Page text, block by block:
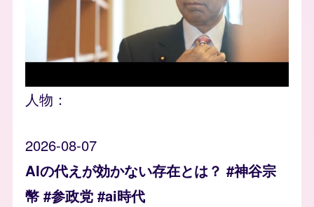
人物：
2026-08-07
AIの代えが効かない存在とは？ #神谷宗
幣 #参政党 #ai時代